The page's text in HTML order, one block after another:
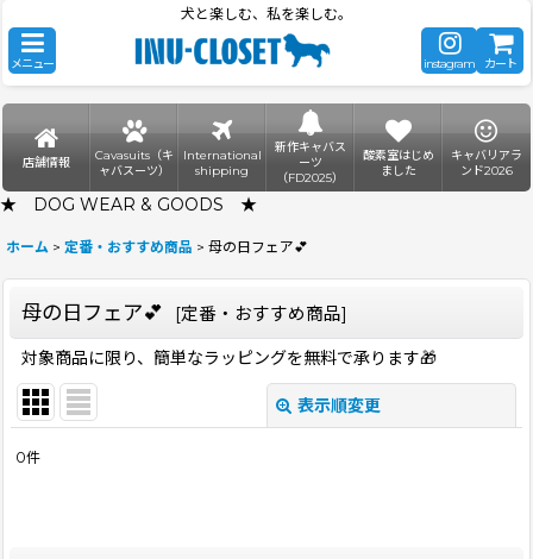
犬と楽しむ、私を楽しむ。
メニュー instagram カート
店舗情報
Cavasuits（キ
ャバスーツ）
International
shipping
新作キャバス
ーツ
（FD2025）
酸素室はじめ
ました
キャバリアラ
ンド2026
★ DOG WEAR & GOODS ★
ホーム > 定番・おすすめ商品 > 母の日フェア💕
母の日フェア💕 [定番・おすすめ商品]
対象商品に限り、簡単なラッピングを無料で承ります🎁
表示順変更
0件